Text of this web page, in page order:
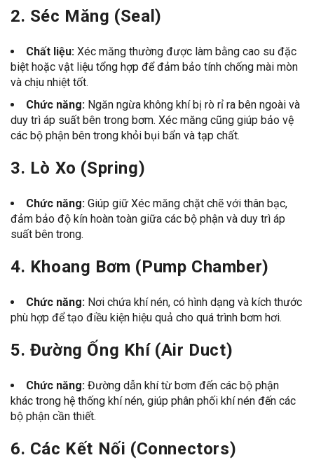
2. Séc Măng (Seal)
Chất liệu: Xéc măng thường được làm bằng cao su đặc
biệt hoặc vật liệu tổng hợp để đảm bảo tính chống mài mòn
và chịu nhiệt tốt.
Chức năng: Ngăn ngừa không khí bị rò rỉ ra bên ngoài và
duy trì áp suất bên trong bơm. Xéc măng cũng giúp bảo vệ
các bộ phận bên trong khỏi bụi bẩn và tạp chất.
3. Lò Xo (Spring)
Chức năng: Giúp giữ Xéc măng chặt chẽ với thân bạc,
đảm bảo độ kín hoàn toàn giữa các bộ phận và duy trì áp
suất bên trong.
4. Khoang Bơm (Pump Chamber)
Chức năng: Nơi chứa khí nén, có hình dạng và kích thước
phù hợp để tạo điều kiện hiệu quả cho quá trình bơm hơi.
5. Đường Ống Khí (Air Duct)
Chức năng: Đường dẫn khí từ bơm đến các bộ phận
khác trong hệ thống khí nén, giúp phân phối khí nén đến các
bộ phận cần thiết.
6. Các Kết Nối (Connectors)